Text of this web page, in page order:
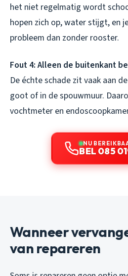
het niet regelmatig wordt
hopen zich op, water stijgt, en
probleem dan zonder rooster.
Fout 4: Alleen de buitenkant
De échte schade zit vaak aan
goot of in de spouwmuur.
vochtmeter en
NU
BEL 085
Wanneer
van repareren